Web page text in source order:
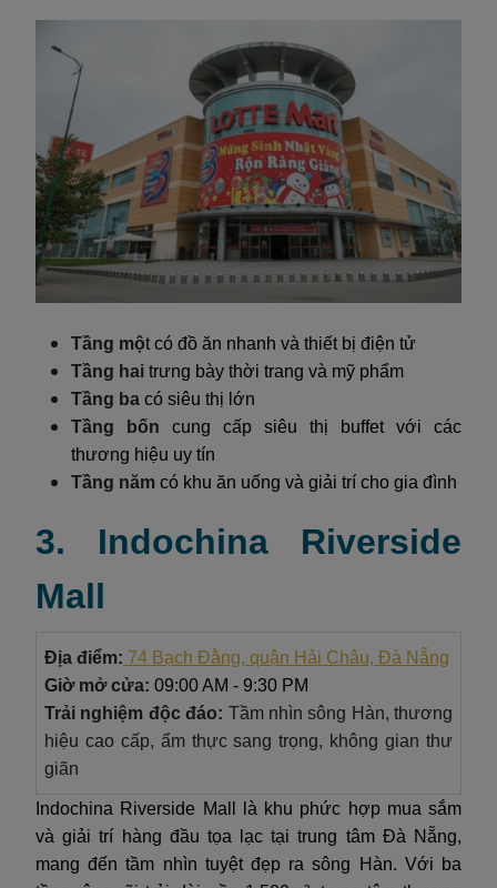
Tầng một có đồ ăn nhanh và thiết bị điện tử
Tầng hai trưng bày thời trang và mỹ phẩm
Tầng ba có siêu thị lớn
Tầng bốn cung cấp siêu thị buffet với các
thương hiệu uy tín
Tầng năm có khu ăn uống và giải trí cho gia đình
3. Indochina Riverside
Mall
Địa điểm: 74 Bạch Đằng, quận Hải Châu, Đà Nẵng
Giờ mở cửa: 09:00 AM - 9:30 PM
Trải nghiệm độc đáo: Tầm nhìn sông Hàn, thương
hiệu cao cấp, ẩm thực sang trọng, không gian thư
giãn
Indochina Riverside Mall là khu phức hợp mua sắm
và giải trí hàng đầu tọa lạc tại trung tâm Đà Nẵng,
mang đến tầm nhìn tuyệt đẹp ra sông Hàn. Với ba